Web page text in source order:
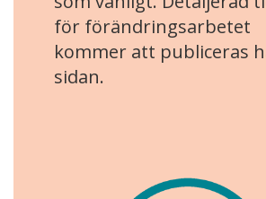
för förändringsarbetet
kommer att publiceras
sidan.